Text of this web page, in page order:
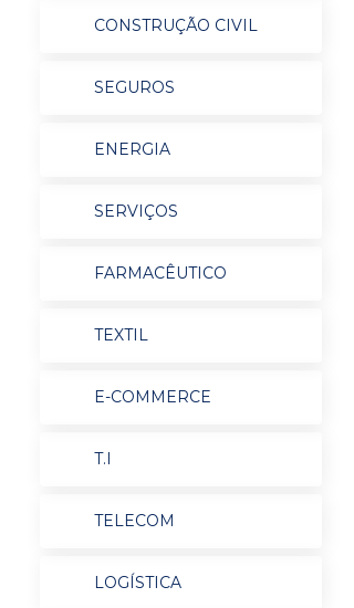
CONSTRUÇÃO CIVIL
SEGUROS
ENERGIA
SERVIÇOS
FARMACÊUTICO
TEXTIL
E-COMMERCE
T.I
TELECOM
LOGÍSTICA